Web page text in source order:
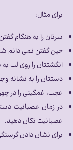
برای مثال:
سرتان را به هنگام
حین گفتن نمی دانم
انگشتتان را روی لب
دستتان را به نشانه
عجب، غمگینی را در
در زمان عصبانیت
عصبانیت تکان دهید.
برای نشان دادن